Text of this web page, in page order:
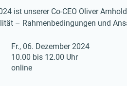
ist unserer Co-CEO Oliver
– Rahmenbedingungen und
arbeitet dabei die mögliche
Fr., 06. Dezember 2024
10.00 bis 12.00 Uhr
online